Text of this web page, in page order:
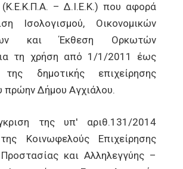
(Κ.Ε.Κ.Π.Α. – Δ.Ι.Ε.Κ.) που αφορά
Ισολογισμού, Οικονομικών
και Έκθεση Ορκωτών
τη χρήση από 1/1/2011 έως
δημοτικής επιχείρησης
Δήμου Αγχιάλου.
της υπ' αριθ.131/2014
Κοινωφελούς Επιχείρησης
Προστασίας και Αλληλεγγύης –